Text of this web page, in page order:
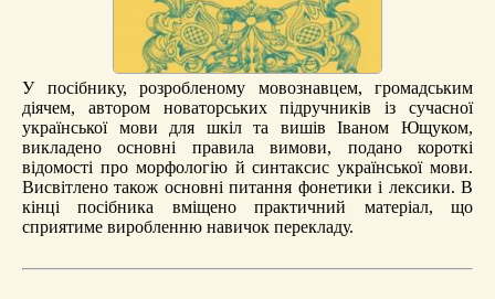
У посібнику, розробленому мовознавцем, громадським
діячем, автором новаторських підручників із сучасної
української мови для шкіл та вишів Іваном Ющуком,
викладено основні правила вимови, подано короткі
відомості про морфологію й синтаксис української мови.
Висвітлено також основні питання фонетики і лексики. В
кінці посібника вміщено практичний матеріал, що
сприятиме виробленню навичок перекладу.